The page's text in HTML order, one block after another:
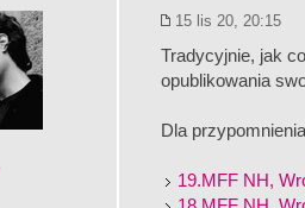
15 lis 20, 20:15
Tradycyjnie, jak
opublikowania
Dla
19.MFF NH,